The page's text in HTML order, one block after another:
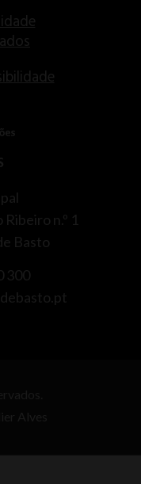
n.º 1
Basto
300